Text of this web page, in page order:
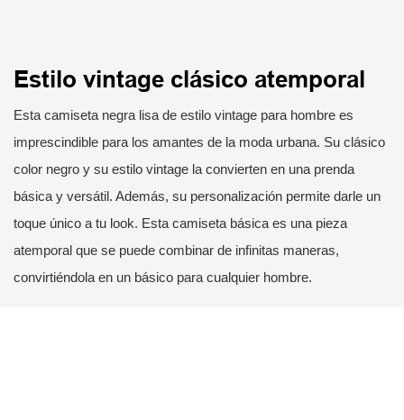
Estilo vintage clásico atemporal
Esta camiseta negra lisa de estilo vintage para hombre es
imprescindible para los amantes de la moda urbana. Su clásico
color negro y su estilo vintage la convierten en una prenda
básica y versátil. Además, su personalización permite darle un
toque único a tu look. Esta camiseta básica es una pieza
atemporal que se puede combinar de infinitas maneras,
convirtiéndola en un básico para cualquier hombre.